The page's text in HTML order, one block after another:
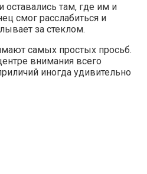
оставались там, где им и
смог расслабиться и
за стеклом.
самых простых просьб.
внимания всего
иногда удивительно